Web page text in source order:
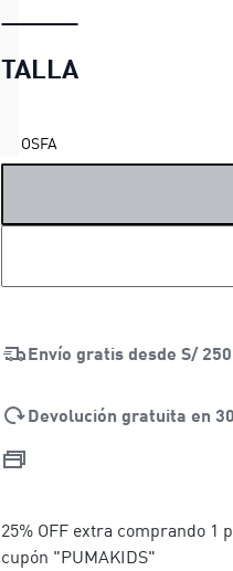
TALLA
OSFA
Envío gratis desde S/
Devolución gratuita en
25% OFF extra comprando 1
cupón "PUMAKIDS"